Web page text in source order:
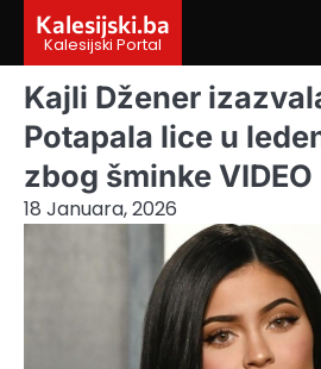
content
Kalesijski.ba
Kalesijski Portal
Kajli Džener
Potapala lice u
zbog šminke VIDEO
18 Januara, 2026